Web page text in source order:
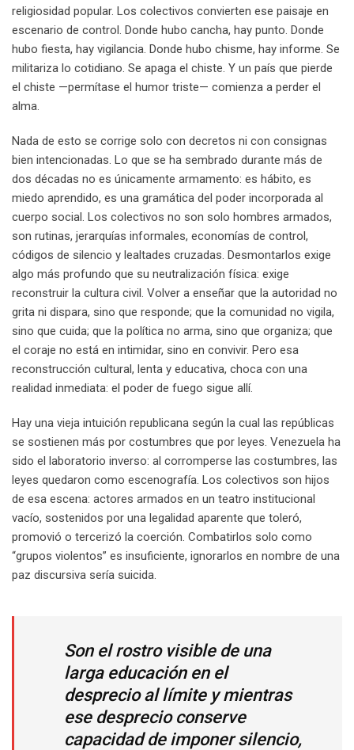
religiosidad popular. Los colectivos convierten ese paisaje en
escenario de control. Donde hubo cancha, hay punto. Donde
hubo fiesta, hay vigilancia. Donde hubo chisme, hay informe. Se
militariza lo cotidiano. Se apaga el chiste. Y un país que pierde
el chiste —permítase el humor triste— comienza a perder el
alma.
Nada de esto se corrige solo con decretos ni con consignas
bien intencionadas. Lo que se ha sembrado durante más de
dos décadas no es únicamente armamento: es hábito, es
miedo aprendido, es una gramática del poder incorporada al
cuerpo social. Los colectivos no son solo hombres armados,
son rutinas, jerarquías informales, economías de control,
códigos de silencio y lealtades cruzadas. Desmontarlos exige
algo más profundo que su neutralización física: exige
reconstruir la cultura civil. Volver a enseñar que la autoridad no
grita ni dispara, sino que responde; que la comunidad no vigila,
sino que cuida; que la política no arma, sino que organiza; que
el coraje no está en intimidar, sino en convivir. Pero esa
reconstrucción cultural, lenta y educativa, choca con una
realidad inmediata: el poder de fuego sigue allí.
Hay una vieja intuición republicana según la cual las repúblicas
se sostienen más por costumbres que por leyes. Venezuela ha
sido el laboratorio inverso: al corromperse las costumbres, las
leyes quedaron como escenografía. Los colectivos son hijos
de esa escena: actores armados en un teatro institucional
vacío, sostenidos por una legalidad aparente que toleró,
promovió o tercerizó la coerción. Combatirlos solo como
“grupos violentos” es insuficiente, ignorarlos en nombre de una
paz discursiva sería suicida.
Son el rostro visible de una
larga educación en el
desprecio al límite y mientras
ese desprecio conserve
capacidad de imponer silencio,